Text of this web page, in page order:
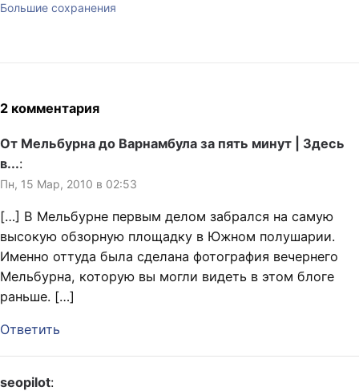
Большие сохранения
2 комментария
От Мельбурна до Варнамбула за пять минут | Здесь
в...:
Пн, 15 Мар, 2010 в 02:53
[…] В Мельбурне первым делом забрался на самую
высокую обзорную площадку в Южном полушарии.
Именно оттуда была сделана фотография вечернего
Мельбурна, которую вы могли видеть в этом блоге
раньше. […]
Ответить
seopilot: